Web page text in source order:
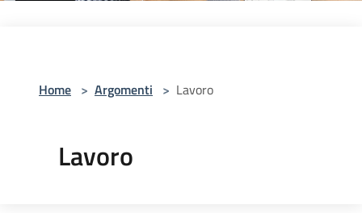
Home > Argomenti > Lavoro
Lavoro